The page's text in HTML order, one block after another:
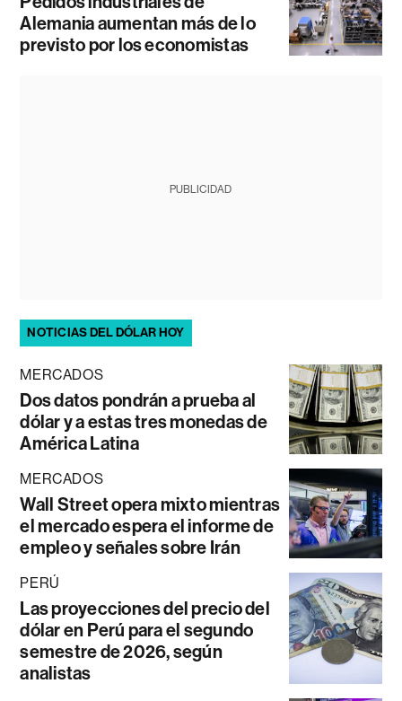
Alemania aumentan más de lo
previsto por los economistas
PUBLICIDAD
NOTICIAS DEL DÓLAR HOY
MERCADOS
Dos datos pondrán a prueba al
dólar y a estas tres monedas de
América Latina
MERCADOS
Wall Street opera mixto mientras
el mercado espera el informe de
empleo y señales sobre Irán
PERÚ
Las proyecciones del precio del
dólar en Perú para el segundo
semestre de 2026, según
analistas